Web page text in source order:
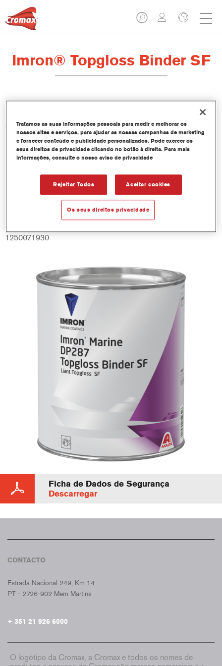
Imron® Topgloss Binder SF
Características do produto
Product Variant
3.5LT
Referência do artigo
GMC
1250071930
Ficha de Dados de Segurança
Descarregar
CONTACTO
Estrada Nacional 249, Km 14
PT - 2726-902 Mem Martins
+ 351 21 926 6000
O logótipo da Cromax, a Cromax e todos os nomes de
Tratamos as suas informações pessoais para medir e melhorar os
nossos sites e serviços, para ajudar as nossas campanhas de marketing
e fornecer conteúdo e publicidade personalizados. Pode exercer os
seus direitos de privacidade clicando no botão à direita. Para mais
informações, consulte o nosso aviso de privacidade
Rejeitar Todos Aceitar cookies
Os seus direitos privacidade